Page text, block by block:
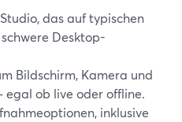
das auf typischen
Desktop-
Bildschirm, Kamera und
egal ob live oder offline.
inklusive